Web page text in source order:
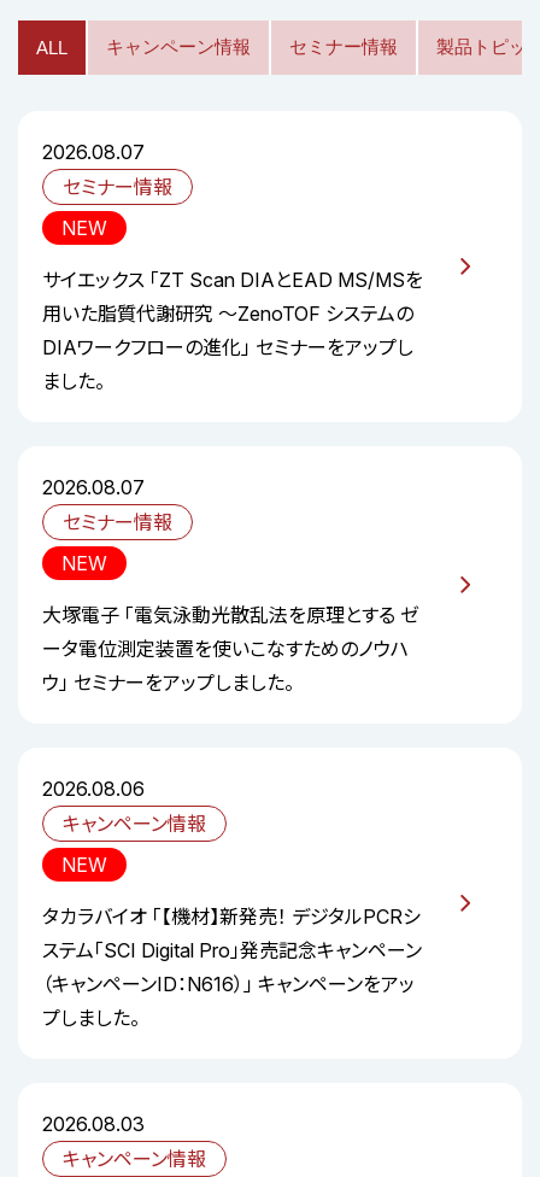
ALL キャンペーン情報 セミナー情報 製品トピッ
2026.08.07
セミナー情報
NEW
サイエックス 「ZT Scan DIAとEAD MS/MSを
用いた脂質代謝研究 ～ZenoTOF システムの
DIAワークフローの進化」 セミナーをアップし
ました。
2026.08.07
セミナー情報
NEW
大塚電子 「電気泳動光散乱法を原理とする ゼ
ータ電位測定装置を使いこなすためのノウハ
ウ」 セミナーをアップしました。
2026.08.06
キャンペーン情報
NEW
タカラバイオ 「【機材】新発売！ デジタルPCRシ
ステム「SCI Digital Pro」発売記念キャンペーン
（キャンペーンID：N616）」 キャンペーンをアッ
プしました。
2026.08.03
キャンペーン情報